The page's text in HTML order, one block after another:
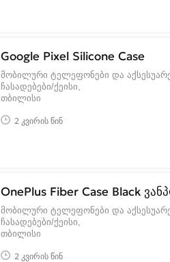
Google Pixel Silicone Case
მობილური ტელეფონები და
ჩასადებები/ქეისი
თბილისი
2 კვირის წინ
OnePlus Fiber Case Black
მობილური ტელეფონები და
ჩასადებები/ქეისი
თბილისი
2 კვირის წინ